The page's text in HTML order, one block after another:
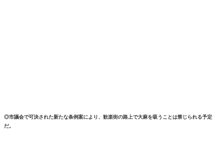
◎市議会で可決された新たな条例案により、歓楽街の路上で大麻を吸うことは禁じられる予定
だ。